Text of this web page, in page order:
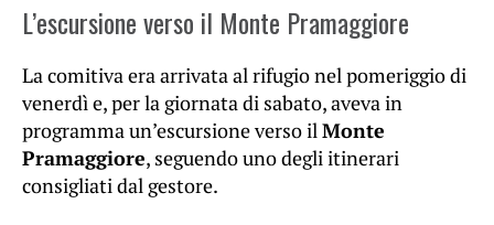
L’escursione verso il Monte Pramaggiore
La comitiva era arrivata al rifugio nel pomeriggio di
venerdì e, per la giornata di sabato, aveva in
programma un’escursione verso il Monte
Pramaggiore, seguendo uno degli itinerari
consigliati dal gestore.